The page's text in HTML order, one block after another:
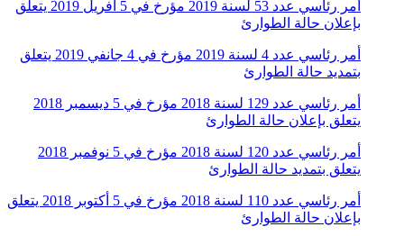
أمر رئاسي عدد 53 لسنة 2019 مؤرخ في 5 أفريل 2019 يتعلق
بإعلان حالة الطوارئ
أمر رئاسي عدد 4 لسنة 2019 مؤرخ في 4 جانفي 2019 يتعلق
بتمديد حالة الطوارئ
أمر رئاسي عدد 129 لسنة 2018 مؤرخ في 5 ديسمبر 2018
يتعلق بإعلان حالة الطوارئ
أمر رئاسي عدد 120 لسنة 2018 مؤرخ في 5 نوفمبر 2018
يتعلق بتمديد حالة الطوارئ
أمر رئاسي عدد 110 لسنة 2018 مؤرخ في 5 أكتوبر 2018 يتعلق
بإعلان حالة الطوارئ